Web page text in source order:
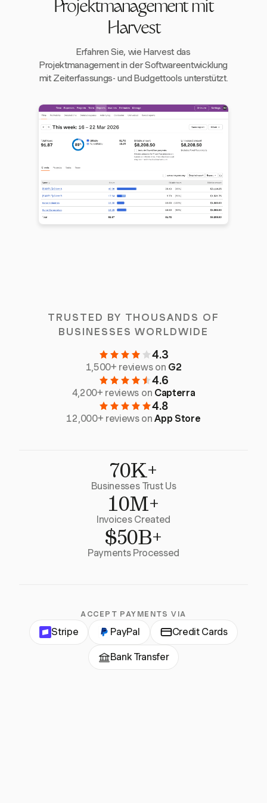
Projektmanagement mit
Harvest
Erfahren Sie, wie Harvest das
Projektmanagement in der Softwareentwicklung
mit Zeiterfassungs- und Budgettools unterstützt.
TRUSTED BY THOUSANDS OF
BUSINESSES WORLDWIDE
4.3
1,500+ reviews on G2
4.6
4,200+ reviews on Capterra
4.8
12,000+ reviews onApp Store
70K+
Businesses Trust Us
10M+
Invoices Created
$50B+
Payments Processed
ACCEPT PAYMENTS VIA
Stripe PayPal Credit Cards
Bank Transfer